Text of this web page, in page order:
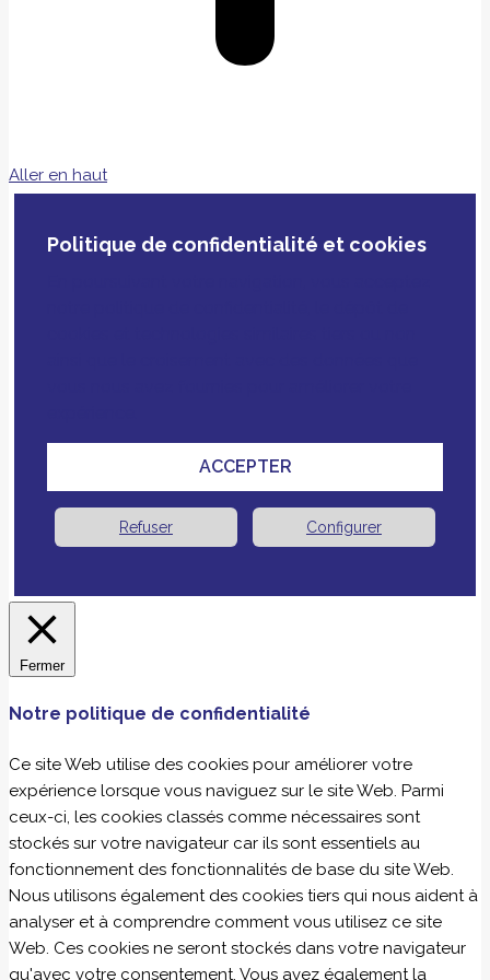
Aller en haut
Politique de confidentialité et cookies
ACCEPTER
Refuser Configurer
Fermer
Notre politique de confidentialité
Ce site Web utilise des cookies pour améliorer votre
expérience lorsque vous naviguez sur le site Web. Parmi
ceux-ci, les cookies classés comme nécessaires sont
stockés sur votre navigateur car ils sont essentiels au
fonctionnement des fonctionnalités de base du site Web.
Nous utilisons également des cookies tiers qui nous aident à
analyser et à comprendre comment vous utilisez ce site
Web. Ces cookies ne seront stockés dans votre navigateur
qu'avec votre consentement. Vous avez également la